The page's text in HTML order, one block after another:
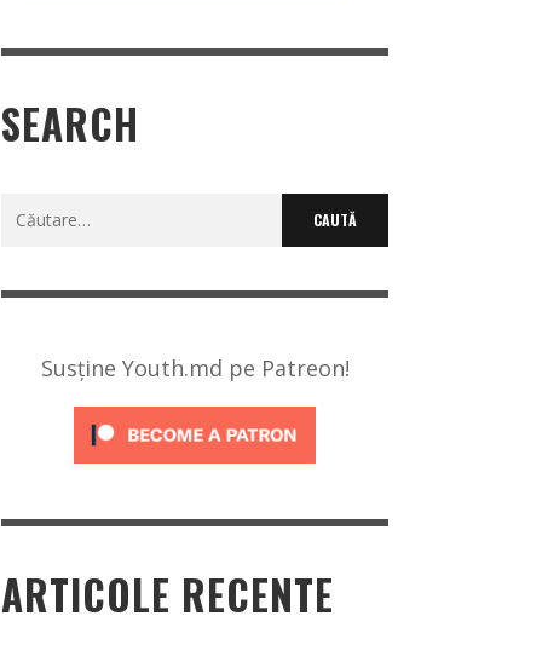
SEARCH
Caută
Susține Youth.md pe Patreon!
ARTICOLE RECENTE